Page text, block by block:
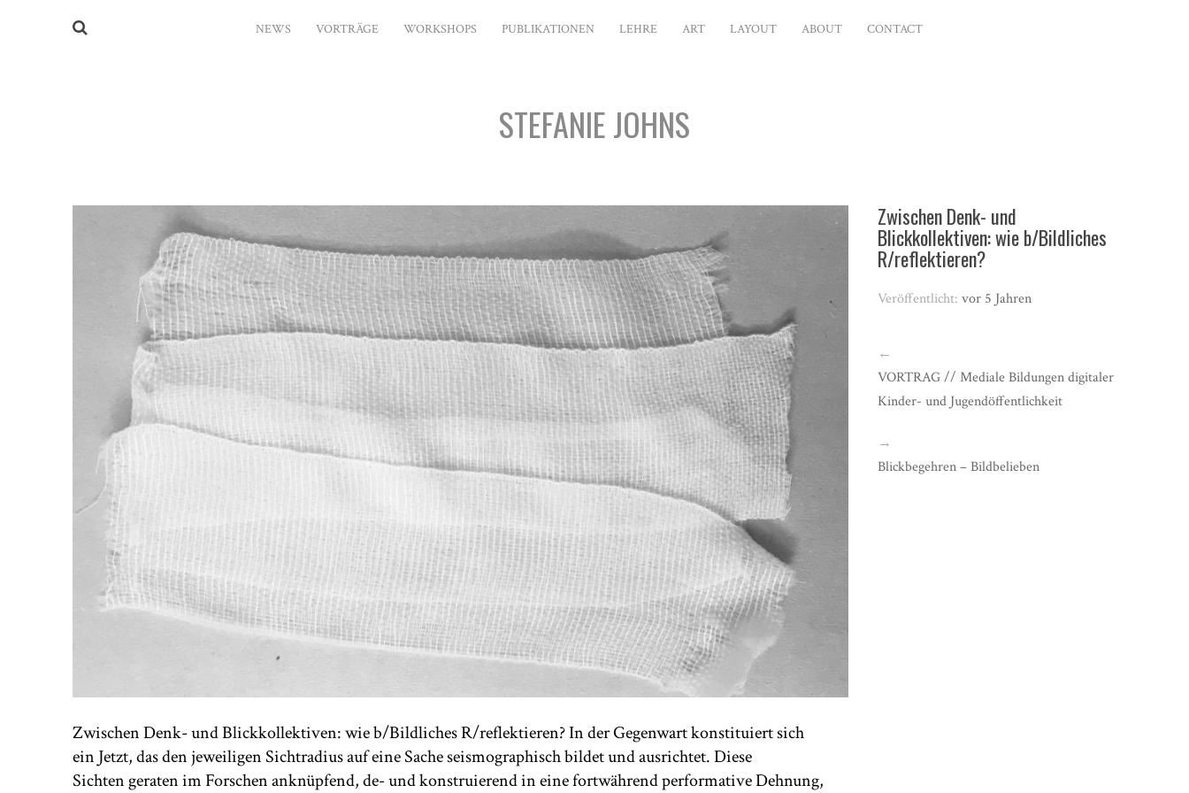
NEWS VORTRÄGE WORKSHOPS PUBLIKATIONEN LEHRE ART LAYOUT ABOUT CONTACT
STEFANIE JOHNS
Zwischen Denk- und Blickkollektiven: wie b/Bildliches R/reflektieren? In der Gegenwart konstituiert sich
ein Jetzt, das den jeweiligen Sichtradius auf eine Sache seismographisch bildet und ausrichtet. Diese
Sichten geraten im Forschen anknüpfend, de- und konstruierend in eine fortwährend performative Dehnung,
Zwischen Denk- und
Blickkollektiven: wie b/Bildliches
R/reflektieren?
Veröffentlicht:vor 5 Jahren
←
VORTRAG // Mediale Bildungen digitaler
Kinder- und Jugendöffentlichkeit
→
Blickbegehren – Bildbelieben